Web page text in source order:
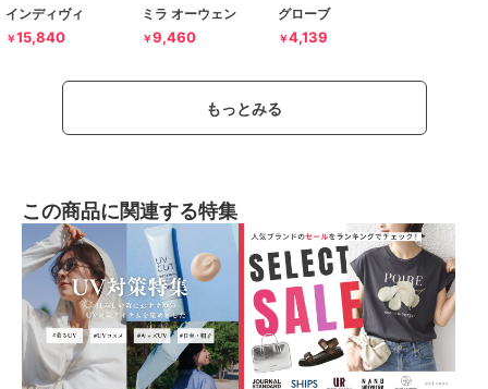
インディヴィ
￥15,840
ミラ オーウェン
￥9,460
グローブ
￥4,139
もっとみる
この商品に関連する特集